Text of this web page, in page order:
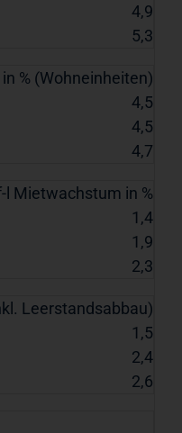
4,9
5,3
% (Wohneinheiten)
4,5
4,5
4,7
l Mietwachstum in %
1,4
1,9
2,3
Leerstandsabbau)
1,5
2,4
2,6